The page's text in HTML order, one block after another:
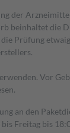
der
beinhaltet die
Prüfung
Vor
an den
Freitag bis